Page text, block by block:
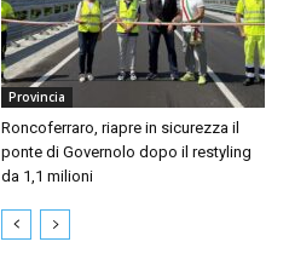
Provincia
Roncoferraro, riapre in sicurezza il
ponte di Governolo dopo il restyling
da 1,1 milioni